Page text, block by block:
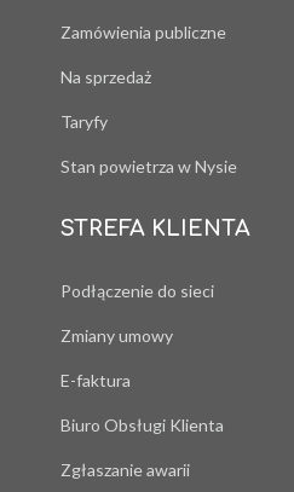
Zamówienia publiczne
Na sprzedaż
Taryfy
Stan powietrza w Nysie
STREFA KLIENTA
Podłączenie do sieci
Zmiany umowy
E-faktura
Biuro Obsługi Klienta
Zgłaszanie awarii